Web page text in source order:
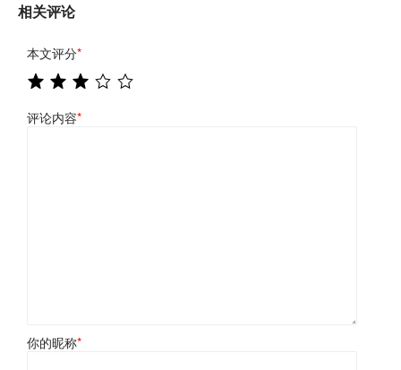
相关评论
本文评分*
评论内容*
你的昵称*